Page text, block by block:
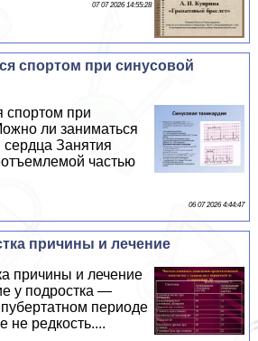
07 07 2026 14:55:28
спортом при синусовой
спортом при
ли заниматься
Занятия
частью
06 07 2026 4:44:47
причины и лечение
причины и лечение
у подростка —
периоде
не редкость....